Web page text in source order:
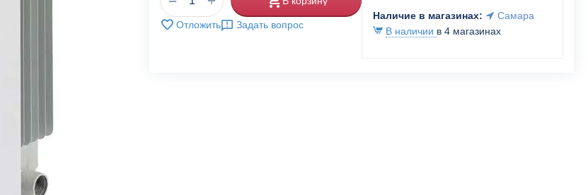
Отложить Задать вопрос
Наличие в магазинах:
Самара
В наличии в 4 магазинах